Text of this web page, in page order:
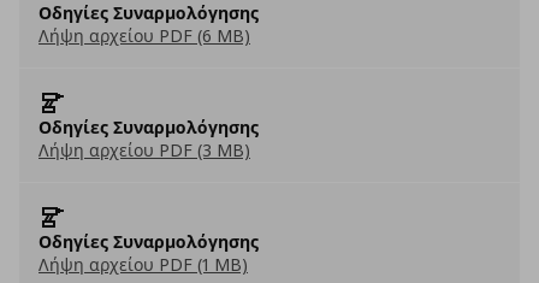
Οδηγίες Συναρμολόγησης
Λήψη αρχείου PDF (6 MB)
Οδηγίες Συναρμολόγησης
Λήψη αρχείου PDF (3 MB)
Οδηγίες Συναρμολόγησης
Λήψη αρχείου PDF (1 MB)